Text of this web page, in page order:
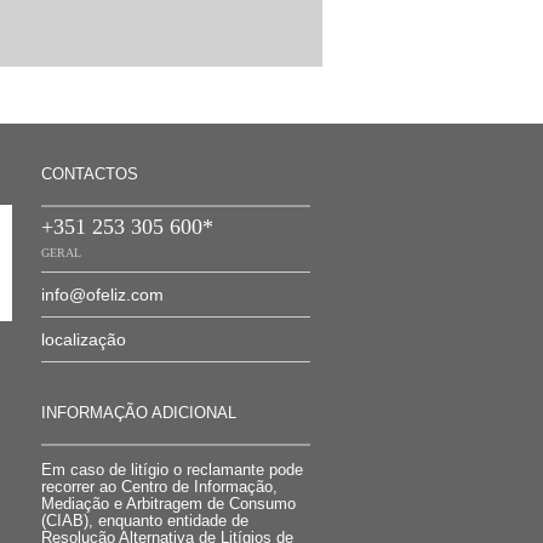
CONTACTOS
+351 253 305 600*
GERAL
info@ofeliz.com
localização
INFORMAÇÃO ADICIONAL
Em caso de litígio o reclamante pode
recorrer ao Centro de Informação,
Mediação e Arbitragem de Consumo
(CIAB), enquanto entidade de
Resolução Alternativa de Litígios de